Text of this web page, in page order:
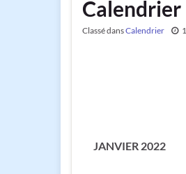
Classé dansCalendrier
JANVIER 2022